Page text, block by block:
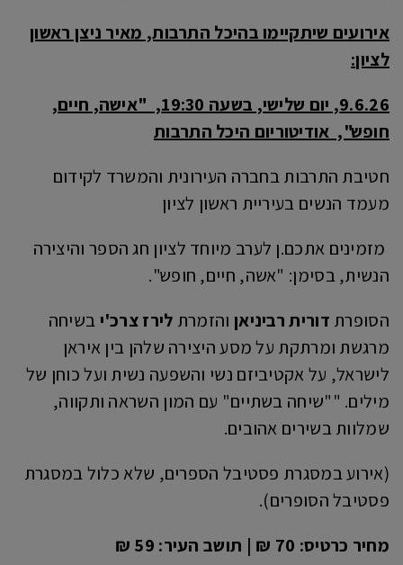
אירועים שיתקיימו בהיכל התרבות, מאיר ניצן ראשון
לציון:
9.6.26, יום שלישי, בשעה 19:30, "אישה, חיים,
חופש", אודיטוריום היכל התרבות
חטיבת התרבות בחברה העירונית והמשרד לקידום
מעמד הנשים בעיריית ראשון לציון
מזמינים אתכם.ן לערב מיוחד לציון חג הספר והיצירה
הנשית, בסימן: "אשה, חיים, חופש".
הסופרת דורית רביניאן והזמרת לירז צרכ'י בשיחה
מרגשת ומרתקת על מסע היצירה שלהן בין איראן
לישראל, על אקטיביזם נשי והשפעה נשית ועל כוחן של
מילים. ""שיחה בשתיים" עם המון השראה ותקווה,
שמלוות בשירים אהובים.
(אירוע במסגרת פסטיבל הספרים, שלא כלול במסגרת
פסטיבל הסופרים).
מחיר כרטיס: 70 ₪ | תושב העיר: 59 ₪